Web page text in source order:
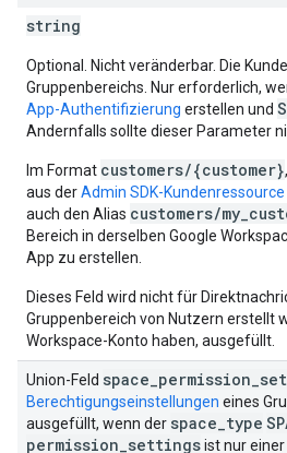
string
Optional. Nicht veränderbar. Die
Gruppenbereichs. Nur erforderlich,
App-Authentifizierung erstellen und
Andernfalls sollte dieser Parameter
Im Format customers/{customer}
aus derAdmin SDK-Kundenressource
auch den Alias customers/
Bereich in derselben Google
App zu erstellen.
Dieses Feld wird nicht für
Gruppenbereich von Nutzern erstellt
Workspace-Konto haben, ausgefüllt.
Union-Feld space permission
Berechtigungseinstellungen eines
ausgefüllt, wenn der space type
permission settingsist nur